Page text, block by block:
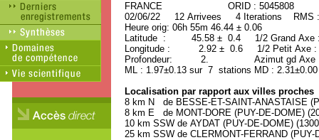
FRANCE ORID : 5045808
02/06/22 12 Arrivees 4 Iterations RMS
Heure orig: 06h 55m 46.44 ± 0.06
Latitude : 45.58 ± 0.4 1/2 Grand
Longitude : 2.92 ± 0.6 1/2 Petit Axe
Profondeur: 2. Azimut gd Axe :
ML : 1.97±0.13 sur 7 stations MD :
Localisation par rapport aux villes proches
8 km N de BESSE-ET-SAINT-ANASTAISE
8 km E de MONT-DORE (PUY-DE-DOME)
10 km SSW de AYDAT (PUY-DE-DOME)
25 km SSW de CLERMONT-FERRAND